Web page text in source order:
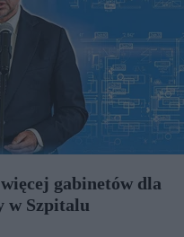
gabinetów dla
w Szpitalu